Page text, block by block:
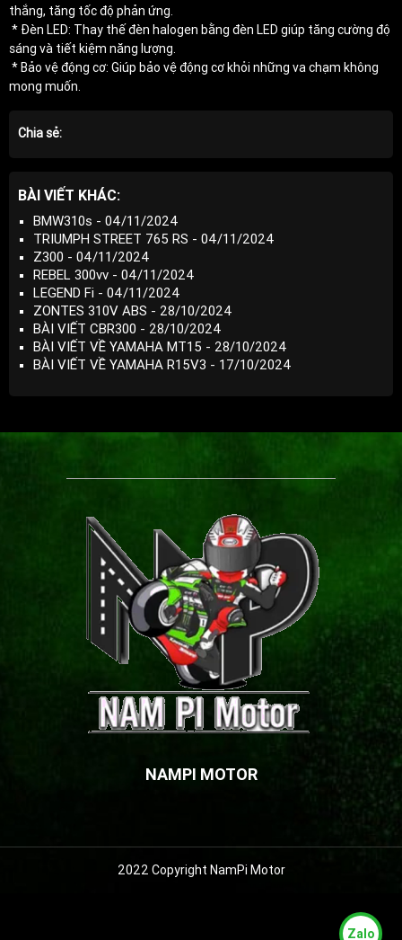
thắng, tăng tốc độ phản ứng.
* Đèn LED: Thay thế đèn halogen bằng đèn LED giúp tăng cường độ
sáng và tiết kiệm năng lượng.
* Bảo vệ động cơ: Giúp bảo vệ động cơ khỏi những va chạm không
mong muốn.
Chia sẻ:
BÀI VIẾT KHÁC:
BMW310s - 04/11/2024
TRIUMPH STREET 765 RS - 04/11/2024
Z300 - 04/11/2024
REBEL 300vv - 04/11/2024
LEGEND Fi - 04/11/2024
ZONTES 310V ABS - 28/10/2024
BÀI VIẾT CBR300 - 28/10/2024
BÀI VIẾT VỀ YAMAHA MT15 - 28/10/2024
BÀI VIẾT VỀ YAMAHA R15V3 - 17/10/2024
NAMPI MOTOR
2022 Copyright NamPi Motor
Zalo